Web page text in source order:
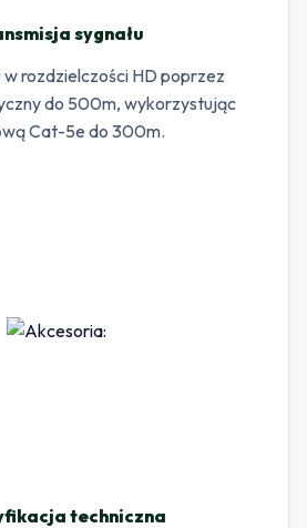
sygnału
w rozdzielczości HD poprzez
do 500m, wykorzystując
Cat-5e do 300m.
techniczna